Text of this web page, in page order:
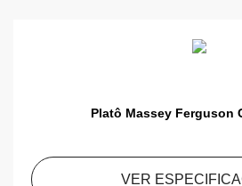
Platô Massey Ferguson
VER